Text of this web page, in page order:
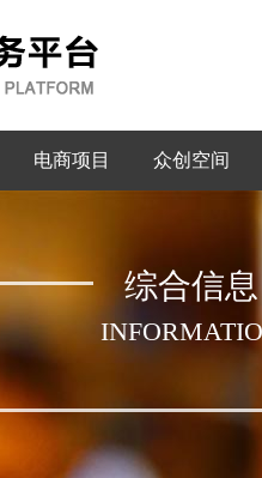
电商项目 众创空间
综合信息